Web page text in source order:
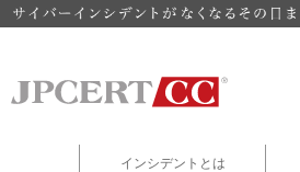
インシデントとは